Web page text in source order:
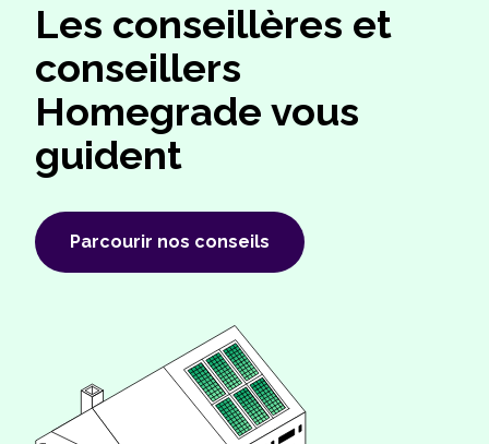
Les conseillères et
conseillers
Homegrade vous
guident
Parcourir nos conseils